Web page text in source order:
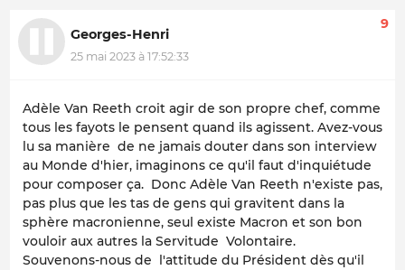
Georges-Henri
25 mai 2023 à 17:52:33
9
Adèle Van Reeth croit agir de son propre chef, comme
tous les fayots le pensent quand ils agissent. Avez-vous
lu sa manière de ne jamais douter dans son interview
au Monde d'hier, imaginons ce qu'il faut d'inquiétude
pour composer ça. Donc Adèle Van Reeth n'existe pas,
pas plus que les tas de gens qui gravitent dans la
sphère macronienne, seul existe Macron et son bon
vouloir aux autres la Servitude Volontaire.
Souvenons-nous de l'attitude du Président dès qu'il